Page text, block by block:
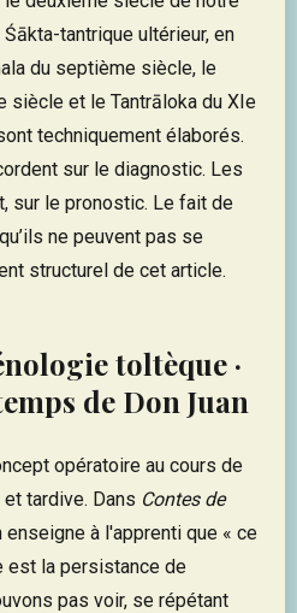
tantrique ultérieur, en
du septième siècle, le
siècle et le Tantrāloka du XIe
techniquement élaborés.
sur le diagnostic. Les
sur le pronostic. Le fait de
ne peuvent pas se
structurel de cet article.
toltèque ·
de Don Juan
opératoire au cours de
tardive. Dans Contes de
à l'apprenti que « ce
est la persistance de
pas voir, se répétant